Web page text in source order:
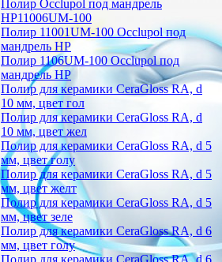
Полир Occlupol под мандрель
HP11006UM-100
Полир 11001UM-100 Occlupol под
мандрель HP
Полир 1106UM-100 Occlupol под
мандрель HP
Полир для керамики CeraGloss RA, d
10 мм, цвет гол
Полир для керамики CeraGloss RA, d
10 мм, цвет жел
Полир для керамики CeraGloss RA, d 5
мм, цвет голу
Полир для керамики CeraGloss RA, d 5
мм, цвет желт
Полир для керамики CeraGloss RA, d 5
мм, цвет зеле
Полир для керамики CeraGloss RA, d 6
мм, цвет голу
Полир для керамики CeraGloss RA, d 6